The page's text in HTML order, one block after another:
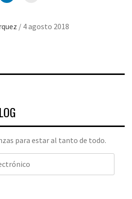
/ 4 agosto 2018
para estar al tanto de todo.